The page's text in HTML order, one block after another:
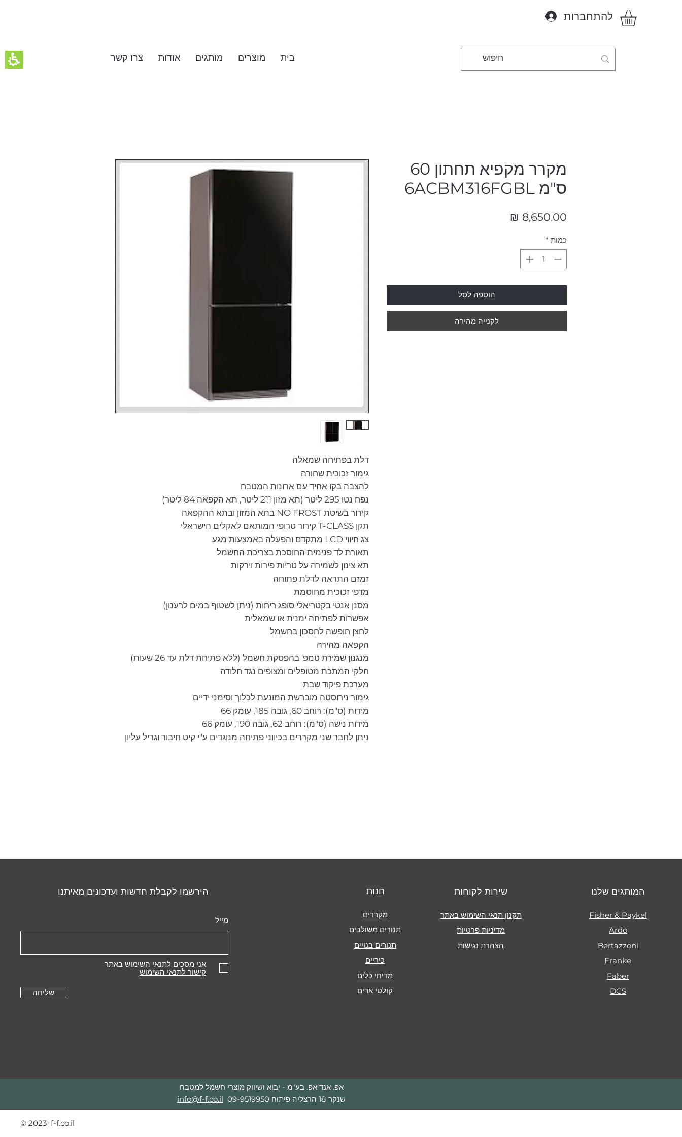
בית מוצרים מותגים אודות צרו קשר
להתחברות
דלת בפתיחה שמאלה
גימור זכוכית שחורה
להצבה בקו אחיד עם ארונות המטבח
נפח נטו 295 ליטר (תא מזון 211 ליטר, תא הקפאה 84 ליטר)
קירור בשיטת NO FROST בתא המזון ובתא ההקפאה
תקן T-CLASS קירור טרופי המותאם לאקלים הישראלי
צג חיווי LCD מתקדם והפעלה באמצעות מגע
תאורת לד פנימית החוסכת בצריכת החשמל
תא צינון לשמירה על טריות פירות וירקות
זמזם התראה לדלת פתוחה
מדפי זכוכית מחוסמת
מסנן אנטי בקטריאלי סופג ריחות (ניתן לשטוף במים לרענון)
אפשרות לפתיחה ימנית או שמאלית
לחצן חופשה לחסכון בחשמל
הקפאה מהירה
מנגנון שמירת טמפ' בהפסקת חשמל (ללא פתיחת דלת עד 26 שעות)
חלקי המתכת מטופלים ומצופים נגד חלודה
מערכת פיקוד שבת
גימור נירוסטה מוברשת המונעת לכלוך וסימני ידיים
מידות (ס"מ): רוחב 60, גובה 185, עומק 66
מידות נישה (ס"מ): רוחב 62, גובה 190, עומק 66
ניתן לחבר שני מקררים בכיווני פתיחה מנוגדים ע"י קיט חיבור וגריל עליון
מקרר מקפיא תחתון 60
ס"מ 6ACBM316FGBL
כמות *
הוספה לסל
לקנייה מהירה
הירשמו לקבלת חדשות ועדכונים מאיתנו
מייל
אני מסכים לתנאי השימוש באתר
קישור לתנאי השימוש
שליחה
חנות
מקררים
תנורים משולבים
תנורים בנויים
כיריים
מדיחי כלים
קולטי אדים
שירות לקוחות
תקנון תנאי השימוש באתר
מדיניות פרטיות
הצהרת נגישות
המותגים שלנו
Fisher & Paykel
Ardo
Bertazzoni
Franke
Faber
DCS
אפ. אנד אפ. בע"מ - יבוא ושיווק מוצרי חשמל למטבח
שנקר 18 הרצליה פיתוח 09-9519950
info@f-f.co.il
© 2023 f-f.co.il